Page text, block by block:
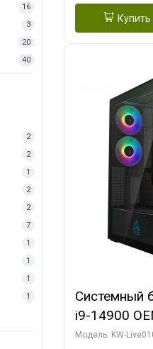
16
3
20
40
2
2
1
2
2
7
1
1
1
1
Купить
Системный
i9-14900
C24 16EC/
Модель: KW-